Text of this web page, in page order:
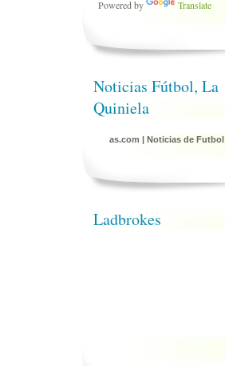
Powered by Translate
Noticias Fútbol, La
Quiniela
as.com | Noticias de Futbol
Ladbrokes